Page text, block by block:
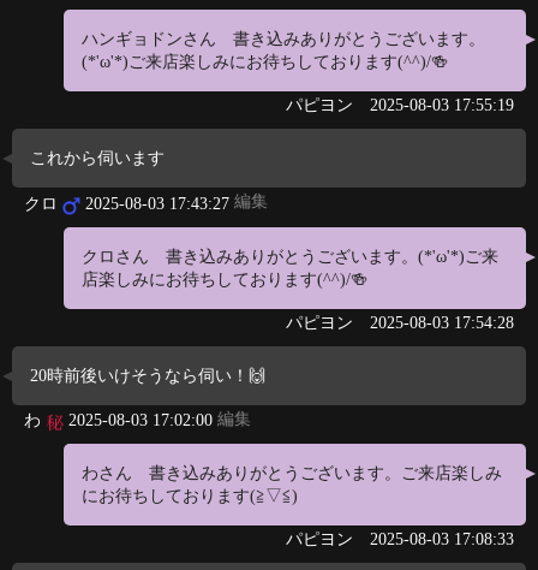
ハンギョドンさん 書き込みありがとうございます。
(*'ω'*)ご来店楽しみにお待ちしております(^^)/🍻
パピヨン 2025-08-03 17:55:19
これから伺います
クロ 2025-08-03 17:43:27 編集
クロさん 書き込みありがとうございます。(*'ω'*)ご来
店楽しみにお待ちしております(^^)/🍻
パピヨン 2025-08-03 17:54:28
20時前後いけそうなら伺い！🙌
わ 2025-08-03 17:02:00 編集
わさん 書き込みありがとうございます。ご来店楽しみ
にお待ちしております(≧▽≦)
パピヨン 2025-08-03 17:08:33